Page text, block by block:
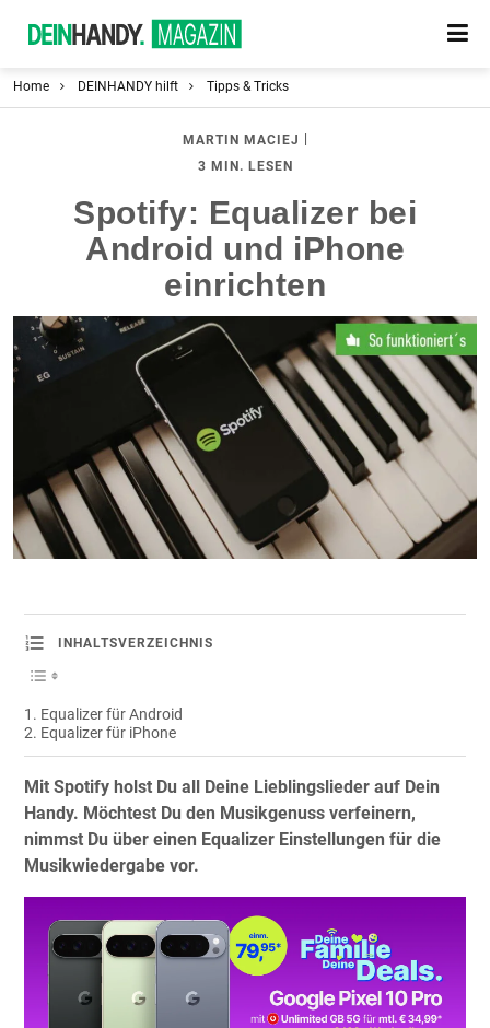
Home DEINHANDY hilft Tipps & Tricks
MARTIN MACIEJ
3 MIN. LESEN
Spotify: Equalizer bei
Android und iPhone
einrichten
INHALTSVERZEICHNIS
Equalizer für Android
Equalizer für iPhone
Mit Spotify holst Du all Deine Lieblingslieder auf Dein
Handy. Möchtest Du den Musikgenuss verfeinern,
nimmst Du über einen Equalizer Einstellungen für die
Musikwiedergabe vor.